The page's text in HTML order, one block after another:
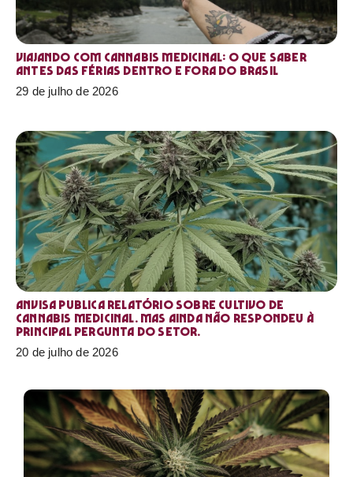
Viajando com cannabis medicinal: o que saber
antes das férias dentro e fora do Brasil
29 de julho de 2026
Anvisa publica relatório sobre cultivo de
Cannabis medicinal. Mas ainda não respondeu à
principal pergunta do setor.
20 de julho de 2026